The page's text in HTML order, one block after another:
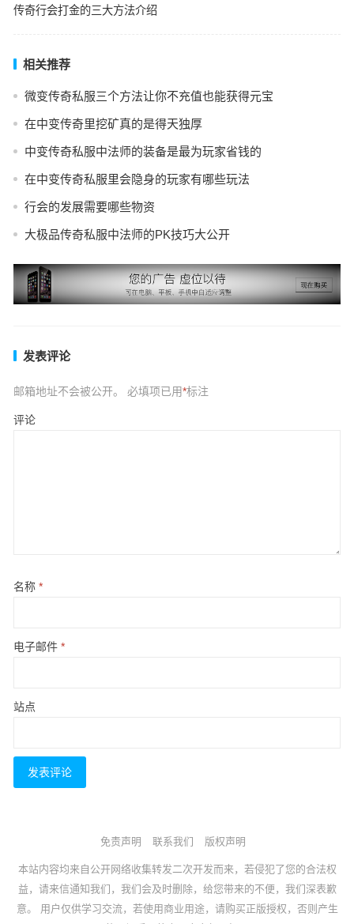
传奇行会打金的三大方法介绍
相关推荐
微变传奇私服三个方法让你不充值也能获得元宝
在中变传奇里挖矿真的是得天独厚
中变传奇私服中法师的装备是最为玩家省钱的
在中变传奇私服里会隐身的玩家有哪些玩法
行会的发展需要哪些物资
大极品传奇私服中法师的PK技巧大公开
发表评论
邮箱地址不会被公开。 必填项已用*标注
评论
名称 *
电子邮件 *
站点
免责声明 联系我们 版权声明
本站内容均来自公开网络收集转发二次开发而来，若侵犯了您的合法权
益，请来信通知我们，我们会及时删除，给您带来的不便，我们深表歉
意。 用户仅供学习交流，若使用商业用途，请购买正版授权，否则产生